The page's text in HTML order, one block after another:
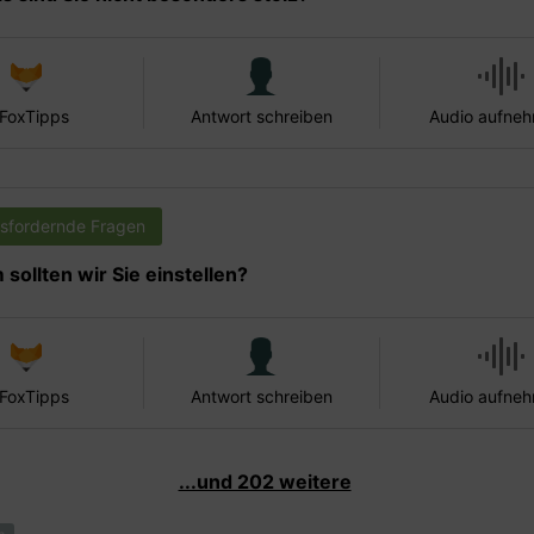
Antwort schreiben Audio
Fragen
sollten wir Sie einstellen?
Antwort schreiben Audio
...und 202 weitere